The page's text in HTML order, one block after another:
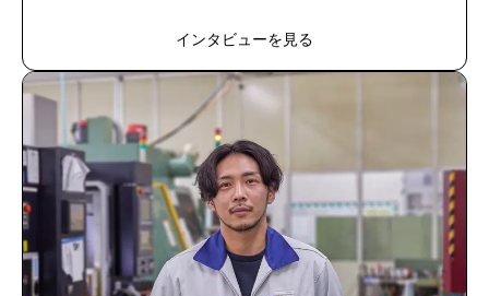
インタビューを見る